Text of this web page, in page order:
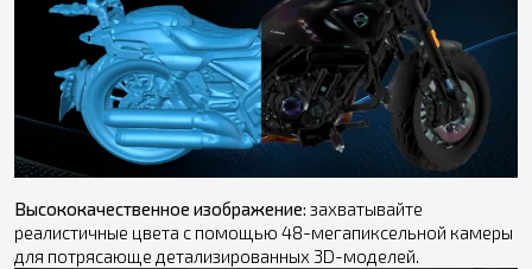
Высококачественное изображение: захватывайте
реалистичные цвета с помощью 48-мегапиксельной камеры
для потрясающе детализированных 3D-моделей.